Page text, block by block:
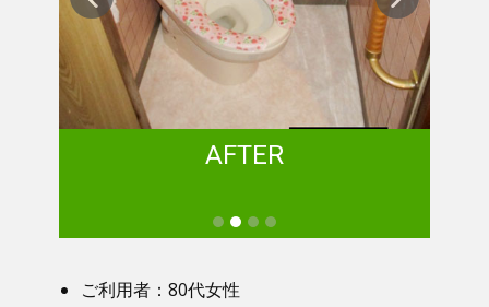
AFTER
ご利用者：80代女性